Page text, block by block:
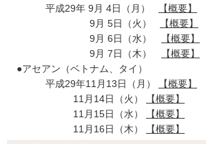
平成29年 9月 4日（月）
【概要】
9月 5日（火）
【概要】
9月 6日（水）
【概要】
9月 7日（木）
【概要】
●アセアン（ベトナム、タイ）
平成29年11月13日（月）
【概要】
11月14日（火）
【概要】
11月15日（水）
【概要】
11月16日（木）
【概要】